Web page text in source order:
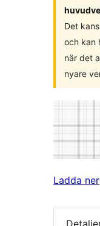
Det
och kan
när det
nyare
Ladda ner